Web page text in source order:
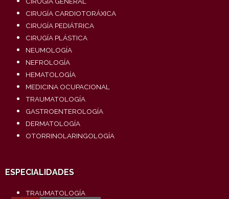
CIRUGÍA CARDIOTORÁXICA
CIRUGÍA PEDIÁTRICA
CIRUGÍA PLÁSTICA
NEUMOLOGÍA
NEFROLOGÍA
HEMATOLOGÍA
MEDICINA OCUPACIONAL
TRAUMATOLOGÍA
GASTROENTEROLOGÍA
DERMATOLOGÍA
OTORRINOLARINGOLOGÍA
ESPECIALIDADES
TRAUMATOLOGÍA